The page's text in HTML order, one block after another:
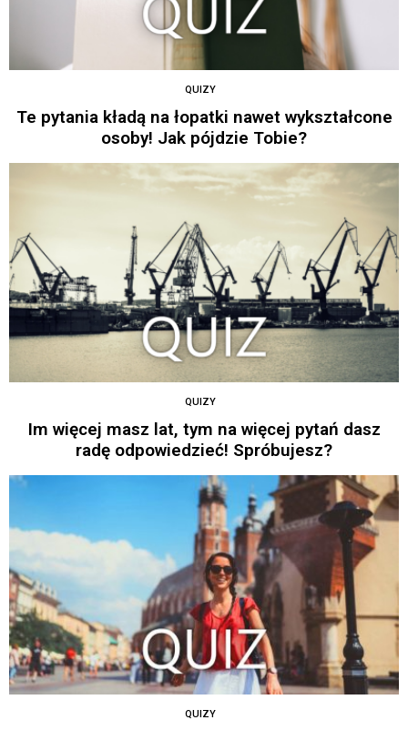
QUIZY
Te pytania kładą na łopatki nawet wykształcone
osoby! Jak pójdzie Tobie?
QUIZY
Im więcej masz lat, tym na więcej pytań dasz
radę odpowiedzieć! Spróbujesz?
QUIZY